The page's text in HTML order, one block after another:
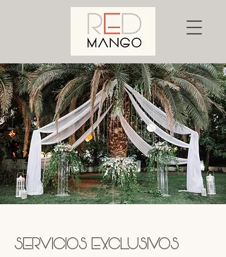
SERVICIOS EXCLUSIVOS